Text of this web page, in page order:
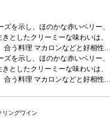
を示し、ほのかな赤いベリー、
としたクリーミーな味わいは、
合う料理 マカロンなどと好相性
認証ABオーガニック
を示し、ほのかな赤いベリー、
としたクリーミーな味わいは、
合う料理 マカロンなどと好相性
リングワイン